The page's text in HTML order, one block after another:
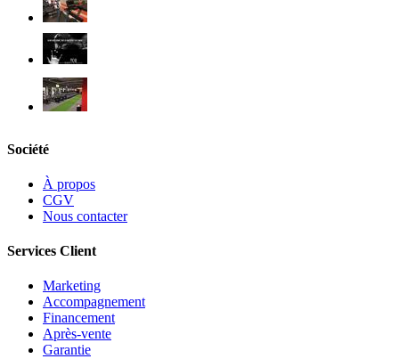
Société
À propos
CGV
Nous contacter
Services Client
Marketing
Accompagnement
Financement
Après-vente
Garantie